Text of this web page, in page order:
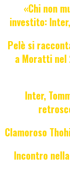
«Chi non
investito:
Pelè si
a Moratti nel
Inter,
Clamoroso
Incontro